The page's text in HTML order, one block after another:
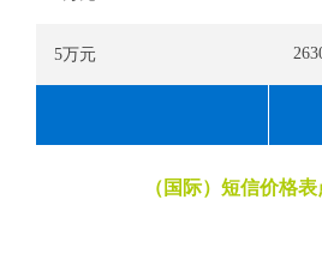
5万元
（国际）短信价格